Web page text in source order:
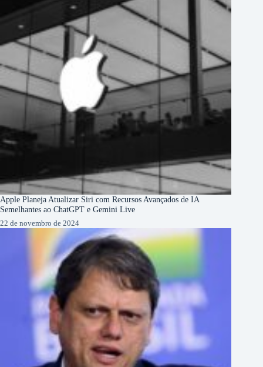
Apple Planeja Atualizar Siri com Recursos Avançados de IA
Semelhantes ao ChatGPT e Gemini Live
22 de novembro de 2024